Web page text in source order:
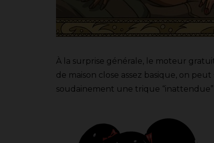
À la surprise générale, le moteur
de maison close assez basique, on
soudainement une trique